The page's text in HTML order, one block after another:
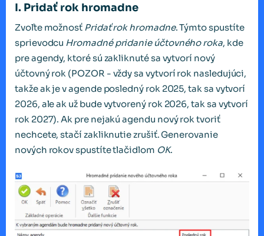
I. Pridať rok hromadne
Zvoľte možnosť Pridať rok hromadne. Týmto spustíte
sprievodcu Hromadné pridanie účtovného roka, kde
pre agendy, ktoré sú zakliknuté sa vytvorí nový
účtovný rok (POZOR - vždy sa vytvorí rok nasledujúci,
takže ak je v agende posledný rok 2025, tak sa vytvorí
2026, ale ak už bude vytvorený rok 2026, tak sa vytvorí
rok 2027). Ak pre nejakú agendu nový rok tvoriť
nechcete, stačí zakliknutie zrušiť. Generovanie
nových rokov spustíte tlačidlom OK.